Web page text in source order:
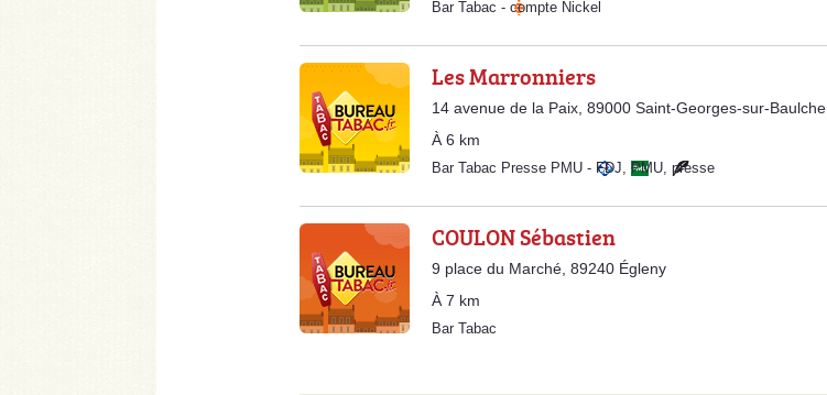
Bar Tabac - compte Nickel
Les Marronniers
14 avenue de la Paix, 89000 Saint-Georges-sur-Baulche
À 6 km
Bar Tabac Presse PMU - FDJ, PMU, presse
COULON Sébastien
9 place du Marché, 89240 Égleny
À 7 km
Bar Tabac